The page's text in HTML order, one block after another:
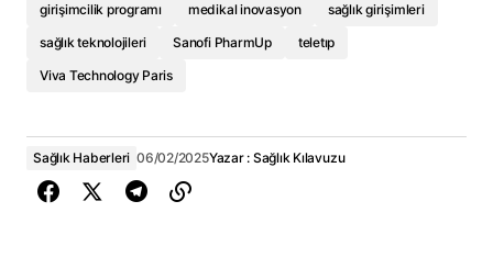
girişimcilik programı
medikal inovasyon
sağlık girişimleri
sağlık teknolojileri
Sanofi PharmUp
teletıp
Viva Technology Paris
Sağlık Haberleri 06/02/2025Yazar : Sağlık Kılavuzu